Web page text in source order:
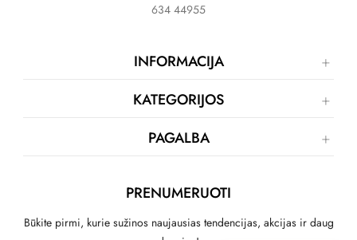
634 44955
INFORMACIJA
KATEGORIJOS
PAGALBA
PRENUMERUOTI
Būkite pirmi, kurie sužinos naujausias tendencijas, akcijas ir daug